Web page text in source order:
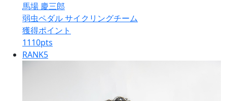
馬場 慶三郎
弱虫ペダル サイクリングチーム
獲得ポイント
1110pts
RANK5